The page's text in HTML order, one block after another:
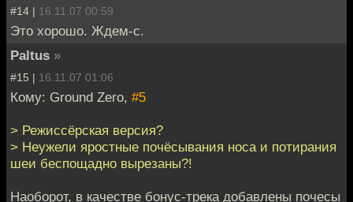
#14 | 16.11.07 00:59
Это хорошо. Ждем-с.
Paltus »
#15 | 16.11.07 01:06
Кому: Ground Zero, #5
> Режиссёрская версия?
> Неужели яростные почёсывания носа и потирания
шеи беспощадно вырезаны?!
Наоборот, в качестве бонус-трека добавлены почесы